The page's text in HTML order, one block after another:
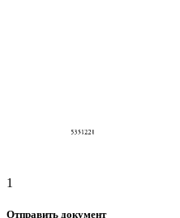
1
Отправить документ